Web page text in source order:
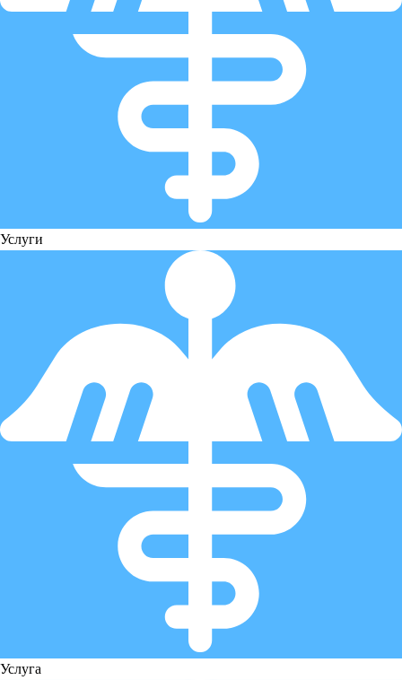
Услуги
Услуга